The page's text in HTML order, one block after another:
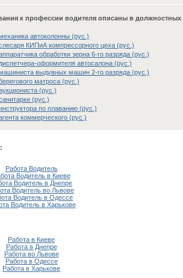
к профессии водителя описаны в
автоколонны (рус.)
КИПиА компрессорного цеха (рус.)
обработки зерна 6-го разряда (рус.)
оформителя автосалона (рус.)
выдувных машин 2-го разряда (рус.)
матроса (рус.)
(рус.)
(рус.)
по плаванию (рус.)
коммерческого (рус.)
Работа Водитель
Водитель в Киеве
Водитель в Днепре
Водитель во Львове
Водитель в Одессе
Водитель в Харькове
Работа в Киеве
Работа в Днепре
Работа во Львове
Работа в Одессе
Работа в Харькове